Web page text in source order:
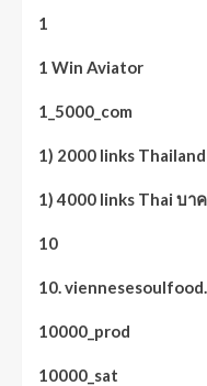
1
1 Win Aviator
1_5000_com
1) 2000 links
1) 4000 links Thai บา
10
10.
10000_prod
10000_sat